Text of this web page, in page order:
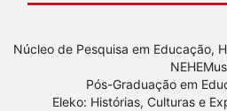
Núcleo de Pesquisa em Educação,
NEHEMus
Pós-Graduação em
Eleko: Histórias, Culturas e